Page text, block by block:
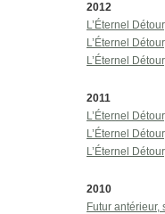
2012
L’Éternel
L’Éternel
L’Éternel
2011
L’Éternel
L’Éternel
L’Éternel
2010
Futur